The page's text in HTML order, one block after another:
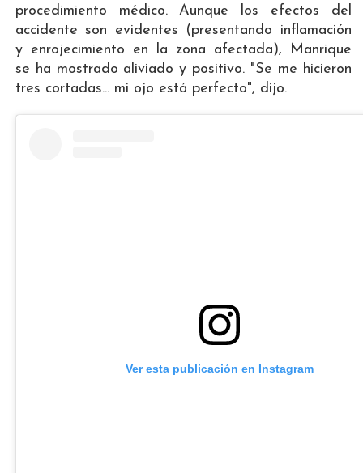
procedimiento médico. Aunque los efectos del
accidente son evidentes (presentando inflamación
y enrojecimiento en la zona afectada), Manrique
se ha mostrado aliviado y positivo. "Se me hicieron
tres cortadas... mi ojo está perfecto", dijo.
Ver esta publicación en Instagram